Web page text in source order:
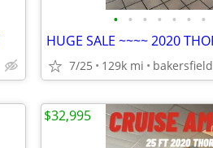
• • • • • • •
HUGE SALE ~~~~ 2020
7/25 129k mi bakersfield
$32,995